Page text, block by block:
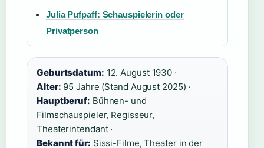
Julia Pufpaff: Schauspielerin oder
Privatperson
Geburtsdatum: 12. August 1930 ·
Alter: 95 Jahre (Stand August 2025) ·
Hauptberuf: Bühnen- und
Filmschauspieler, Regisseur,
Theaterintendant ·
Bekannt für: Sissi-Filme, Theater in der